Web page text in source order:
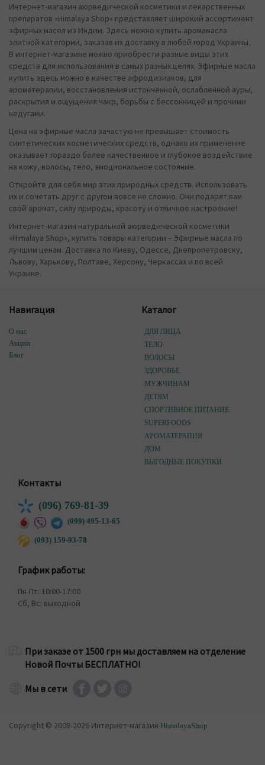
Интернет-магазин аюрведической косметики и лекарственных
препаратов «Himalaya Shop» представляет широкий ассортимент
эфирных масел из Индии. Здесь можно купить аромамасла
элитной категории, заказав их доставку в любой город Украины.
В интернет-магазине можно приобрести разные виды этих
средств для использования в самых разных целях. Эфирные масла
купить здесь можно в качестве афродизиаков, для
ароматерапии, восстановления истонченной, ослабленной ауры,
раскрытия и ощущения чакр, борьбы с бессонницей и прочими
недугами.
Цена на эфирные масла зачастую не превышает стоимость
синтетических косметических средств, однако их применение
оказывает гораздо более качественное и глубокое воздействие
на кожу, волосы, тело, эмоциональное состояние.
Откройте для себя мир этих природных средств. Использовать
их и сочетать друг с другом вовсе не сложно. Они подарят вам
свой аромат, силу природы, красоту и отличное настроение!
Интернет-магазин натуральной аюрведической косметики
«Himalaya Shop», купить товары категории – Эфирные масла по
лучшим ценам. Доставка по Киеву, Одессе, Днепропетровску,
Львову, Харькову, Полтаве, Херсону, Черкассах и по всей
Украине.
Навигация
О нас
Акции
Блог
Каталог
ДЛЯ ЛИЦА
ТЕЛО
ВОЛОСЫ
ЗДОРОВЬЕ
МУЖЧИНАМ
ДЕТЯМ
СПОРТИВНОЕ ПИТАНИЕ
SUPERFOODS
АРОМАТЕРАПИЯ
ДОМ
ВЫГОДНЫЕ ПОКУПКИ
Контакты
(096) 769-81-39
(099) 495-13-65
(093) 159-93-78
График работы:
Пн-Пт: 10:00-17:00
Сб, Вс: выходной
При заказе от 1500 грн мы доставляем на отделение
Новой Почты БЕСПЛАТНО!
Мы в сети
Copyright © 2008-2026 Интернет-магазин HimalayaShop